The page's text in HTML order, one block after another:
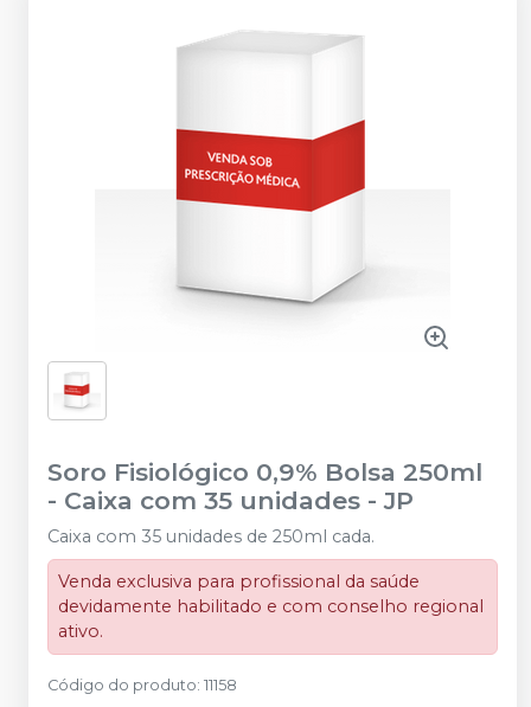
Soro Fisiológico 0,9% Bolsa 250ml
- Caixa com 35 unidades - JP
Caixa com 35 unidades de 250ml cada.
Venda exclusiva para profissional da saúde
devidamente habilitado e com conselho regional
ativo.
Código do produto: 11158